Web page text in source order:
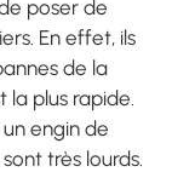
poser de
En effet, ils
de la
plus rapide.
engin de
très lourds.